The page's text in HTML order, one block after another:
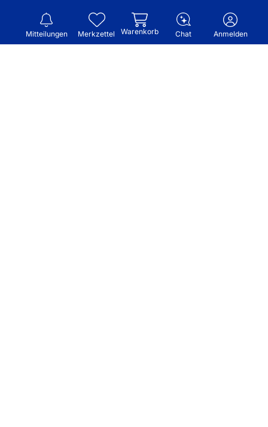
Mitteilungen Merkzettel Warenkorb Chat Anmelden